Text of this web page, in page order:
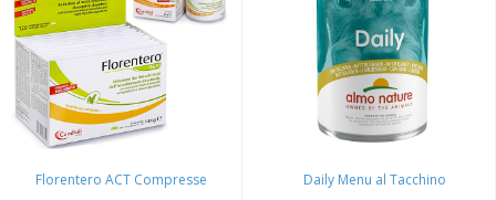
Florentero ACT Compresse Daily Menu al Tacchino